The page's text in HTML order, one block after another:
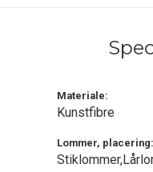
er hele
lukker tæt til omkring
Materiale:
Kunstfibre
Lommer, placering: